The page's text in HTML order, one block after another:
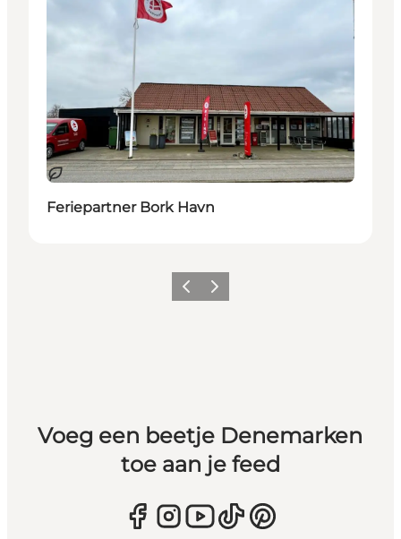
Duurzaam
Feriepartner Bork Havn
Vorige Volgende
Voeg een beetje Denemarken
toe aan je feed